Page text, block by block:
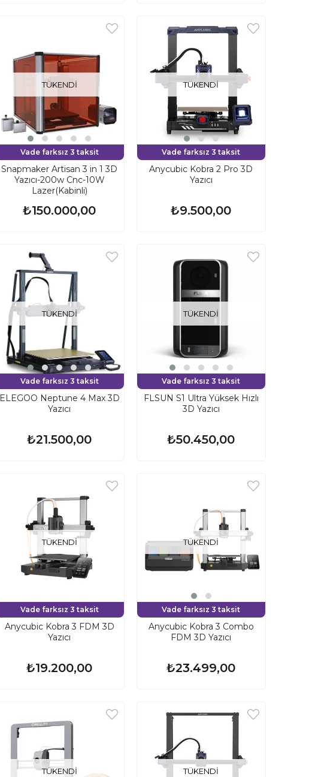
TÜKENDI
Snapmaker Artisan 3 in 1 3D
Yazıcı-200w Cnc-10W
Lazer(Kabinli)
₺150.000,00
Vade farksız 3 taksit
TÜKENDI
Anycubic Kobra 2 Pro 3D
Yazıcı
₺9.500,00
Vade farksız 3 taksit
TÜKENDI
ELEGOO Neptune 4 Max 3D
Yazıcı
₺21.500,00
Vade farksız 3 taksit
TÜKENDI
FLSUN S1 Ultra Yüksek Hızlı
3D Yazıcı
₺50.450,00
Vade farksız 3 taksit
TÜKENDI
Anycubic Kobra 3 FDM 3D
Yazıcı
₺19.200,00
Vade farksız 3 taksit
TÜKENDI
Anycubic Kobra 3 Combo
FDM 3D Yazıcı
₺23.499,00
Vade farksız 3 taksit
TÜKENDI TÜKENDI